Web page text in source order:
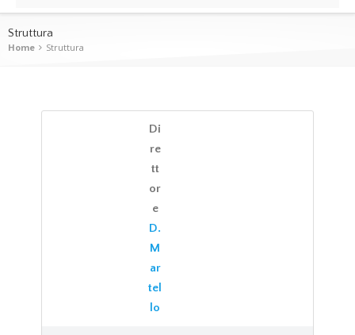
Struttura
Home Struttura
Di
re
tt
or
e
D.
M
ar
tel
lo